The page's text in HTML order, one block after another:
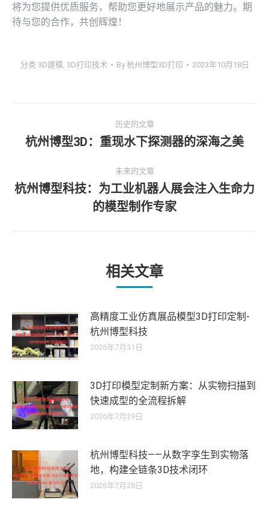
将为您提供优质服务，帮助您更好地展示产品的魅力。期
待与您的合作，共创辉煌！
分类 3D建模 3D打印技术 By杭州博型3D打印 2023年10月18日
章
航
历史的文章
历
的
文
章：
杭州博型3D：重现水下探测器的深海之美
未来的文章
未
来
杭州博型科技：为工业机器人展会注入生命力
的模型制作专家
相关文章
高精度工业仿真展品模型3D打印定制-
杭州博型科技
2026年7月31日
3D打印模型定制新方案：从实物扫描到
快速成型的全流程拆解
2026年7月29日
杭州博型科技——从数字孪生到实物落
地，构建全链条3D技术闭环
2026年7月28日